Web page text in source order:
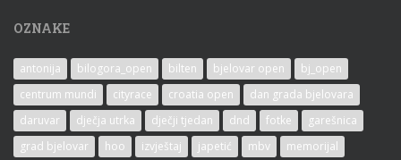
OZNAKE
antonija bilogora_open bilten bjelovar open
bj_open
centrum mundi
cityrace croatia open
dan grada bjelovara
daruvar
dječja utrka dječji tjedan dnd fotke
garešnica
grad bjelovar
hoo izvještaj japetić mbv memorijal